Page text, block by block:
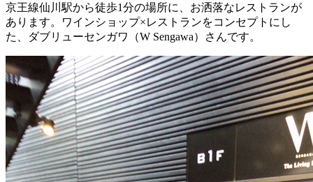
京王線仙川駅から徒歩1分の場所に、お洒落なレストランが
あります。ワインショップ×レストランをコンセプトにし
た、ダブリューセンガワ（W Sengawa）さんです。